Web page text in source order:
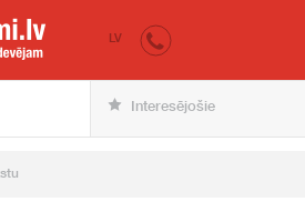
iepirkumi.lv
LV
Interesējošie